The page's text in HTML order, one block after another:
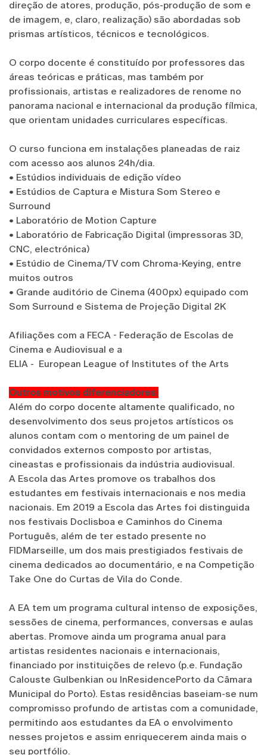
direção de atores, produção, pós-produção de som e
de imagem, e, claro, realização) são abordadas sob
prismas artísticos, técnicos e tecnológicos.
O corpo docente é constituído por professores das
áreas teóricas e práticas, mas também por
profissionais, artistas e realizadores de renome no
panorama nacional e internacional da produção fílmica,
que orientam unidades curriculares específicas.
O curso funciona em instalações planeadas de raiz
com acesso aos alunos 24h/dia.
• Estúdios individuais de edição vídeo
• Estúdios de Captura e Mistura Som Stereo e
Surround
• Laboratório de Motion Capture
• Laboratório de Fabricação Digital (impressoras 3D,
CNC, electrónica)
• Estúdio de Cinema/TV com Chroma-Keying, entre
muitos outros
• Grande auditório de Cinema (400px) equipado com
Som Surround e Sistema de Projeção Digital 2K
Afiliações com a FECA - Federação de Escolas de
Cinema e Audiovisual e a
ELIA - European League of Institutes of the Arts
Outros motivos diferenciadores:
Além do corpo docente altamente qualificado, no
desenvolvimento dos seus projetos artísticos os
alunos contam com o mentoring de um painel de
convidados externos composto por artistas,
cineastas e profissionais da indústria audiovisual.
A Escola das Artes promove os trabalhos dos
estudantes em festivais internacionais e nos media
nacionais. Em 2019 a Escola das Artes foi distinguida
nos festivais Doclisboa e Caminhos do Cinema
Português, além de ter estado presente no
FIDMarseille, um dos mais prestigiados festivais de
cinema dedicados ao documentário, e na Competição
Take One do Curtas de Vila do Conde.
A EA tem um programa cultural intenso de exposições,
sessões de cinema, performances, conversas e aulas
abertas. Promove ainda um programa anual para
artistas residentes nacionais e internacionais,
financiado por instituições de relevo (p.e. Fundação
Calouste Gulbenkian ou InResidencePorto da Câmara
Municipal do Porto). Estas residências baseiam-se num
compromisso profundo de artistas com a comunidade,
permitindo aos estudantes da EA o envolvimento
nesses projetos e assim enriquecerem ainda mais o
seu portfólio.